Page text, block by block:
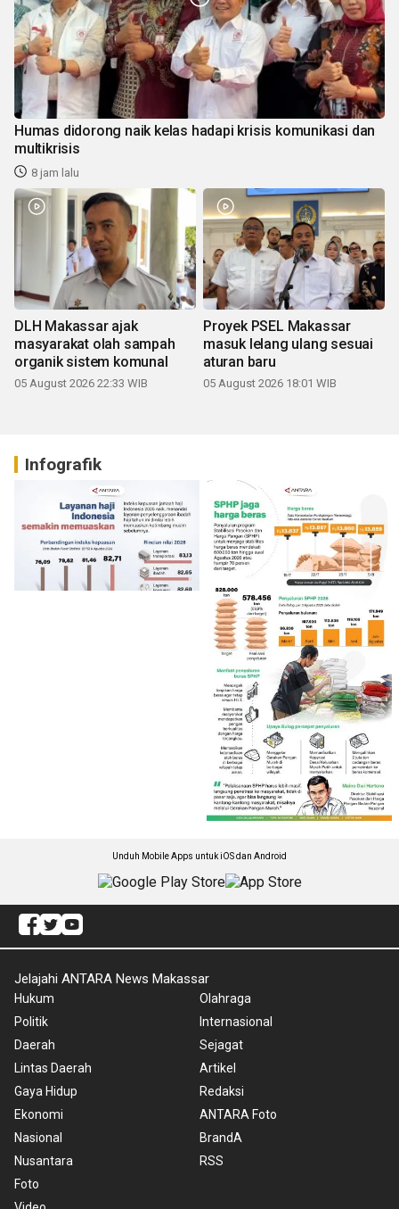
Humas didorong naik kelas hadapi krisis komunikasi dan
multikrisis
8 jam lalu
DLH Makassar ajak
masyarakat olah sampah
organik sistem komunal
05 August 2026 22:33 WIB
Proyek PSEL Makassar
masuk lelang ulang sesuai
aturan baru
05 August 2026 18:01 WIB
Infografik
Unduh Mobile Apps untuk iOS dan Android
Jelajahi ANTARA News Makassar
Hukum
Politik
Daerah
Lintas Daerah
Gaya Hidup
Ekonomi
Nasional
Nusantara
Foto
Olahraga
Internasional
Sejagat
Artikel
Redaksi
ANTARA Foto
BrandA
RSS